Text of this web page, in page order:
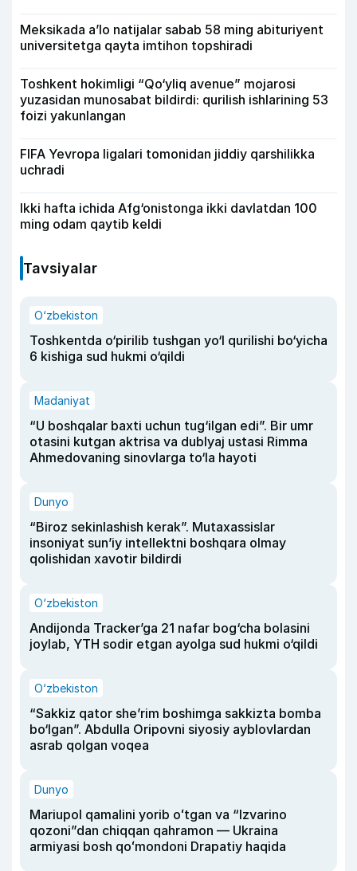
Meksikada a’lo natijalar sabab 58 ming abituriyent
universitetga qayta imtihon topshiradi
Toshkent hokimligi “Qo‘yliq avenue” mojarosi
yuzasidan munosabat bildirdi: qurilish ishlarining 53
foizi yakunlangan
FIFA Yevropa ligalari tomonidan jiddiy qarshilikka
uchradi
Ikki hafta ichida Afg‘onistonga ikki davlatdan 100
ming odam qaytib keldi
Tavsiyalar
O‘zbekiston
Toshkentda o‘pirilib tushgan yo‘l qurilishi bo‘yicha
6 kishiga sud hukmi o‘qildi
Madaniyat
“U boshqalar baxti uchun tug‘ilgan edi”. Bir umr
otasini kutgan aktrisa va dublyaj ustasi Rimma
Ahmedovaning sinovlarga to‘la hayoti
Dunyo
“Biroz sekinlashish kerak”. Mutaxassislar
insoniyat sun’iy intellektni boshqara olmay
qolishidan xavotir bildirdi
O‘zbekiston
Andijonda Tracker’ga 21 nafar bog‘cha bolasini
joylab, YTH sodir etgan ayolga sud hukmi o‘qildi
O‘zbekiston
“Sakkiz qator she’rim boshimga sakkizta bomba
bo‘lgan”. Abdulla Oripovni siyosiy ayblovlardan
asrab qolgan voqea
Dunyo
Mariupol qamalini yorib oʻtgan va “Izvarino
qozoni”dan chiqqan qahramon — Ukraina
armiyasi bosh qoʻmondoni Drapatiy haqida